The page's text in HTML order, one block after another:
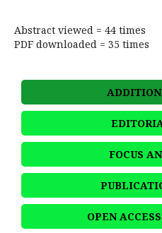
Abstract viewed = 44 times
PDF downloaded = 35 times
FOCUS
OPEN